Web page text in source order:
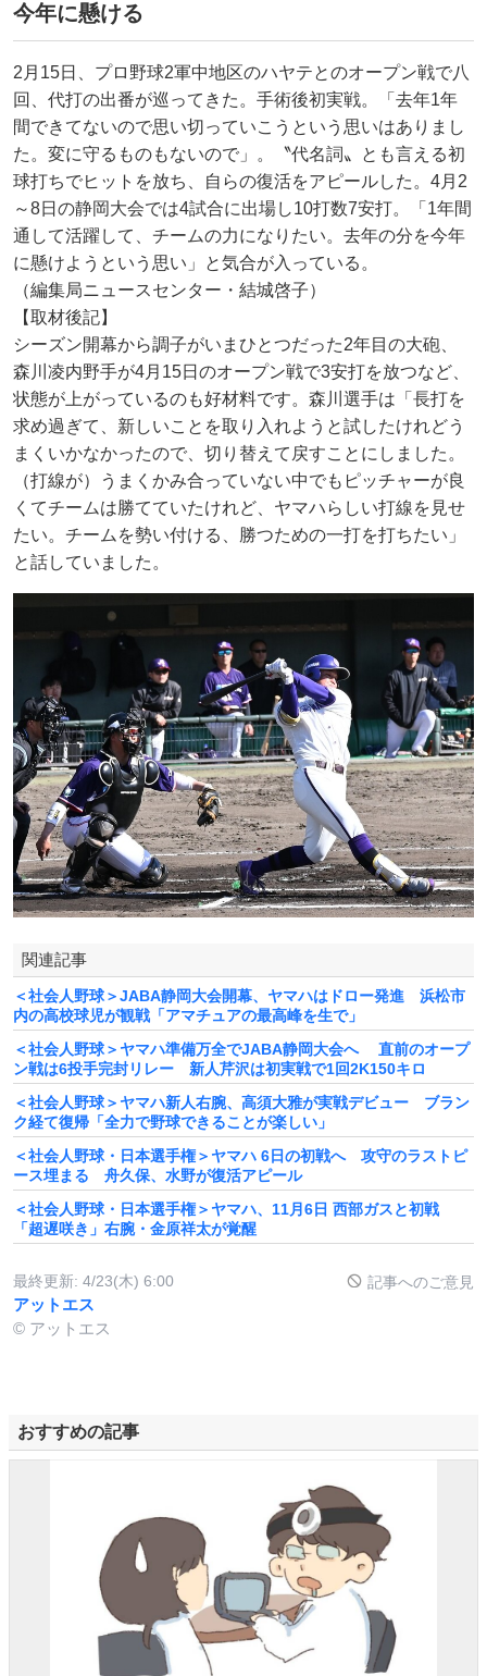
今年に懸ける
2月15日、プロ野球2軍中地区のハヤテとのオープン戦で八
回、代打の出番が巡ってきた。手術後初実戦。「去年1年
間できてないので思い切っていこうという思いはありまし
た。変に守るものもないので」。〝代名詞〟とも言える初
球打ちでヒットを放ち、自らの復活をアピールした。4月2
～8日の静岡大会では4試合に出場し10打数7安打。「1年間
通して活躍して、チームの力になりたい。去年の分を今年
に懸けようという思い」と気合が入っている。
（編集局ニュースセンター・結城啓子）
【取材後記】
シーズン開幕から調子がいまひとつだった2年目の大砲、
森川凌内野手が4月15日のオープン戦で3安打を放つなど、
状態が上がっているのも好材料です。森川選手は「長打を
求め過ぎて、新しいことを取り入れようと試したけれどう
まくいかなかったので、切り替えて戻すことにしました。
（打線が）うまくかみ合っていない中でもピッチャーが良
くてチームは勝てていたけれど、ヤマハらしい打線を見せ
たい。チームを勢い付ける、勝つための一打を打ちたい」
と話していました。
関連記事
＜社会人野球＞JABA静岡大会開幕、ヤマハはドロー発進 浜松市
内の高校球児が観戦「アマチュアの最高峰を生で」
＜社会人野球＞ヤマハ準備万全でJABA静岡大会へ 直前のオープ
ン戦は6投手完封リレー 新人芹沢は初実戦で1回2K150キロ
＜社会人野球＞ヤマハ新人右腕、高須大雅が実戦デビュー ブラン
ク経て復帰「全力で野球できることが楽しい」
＜社会人野球・日本選手権＞ヤマハ 6日の初戦へ 攻守のラストピ
ース埋まる 舟久保、水野が復活アピール
＜社会人野球・日本選手権＞ヤマハ、11月6日 西部ガスと初戦
「超遅咲き」右腕・金原祥太が覚醒
最終更新: 4/23(木) 6:00 記事へのご意見
アットエス
© アットエス
おすすめの記事